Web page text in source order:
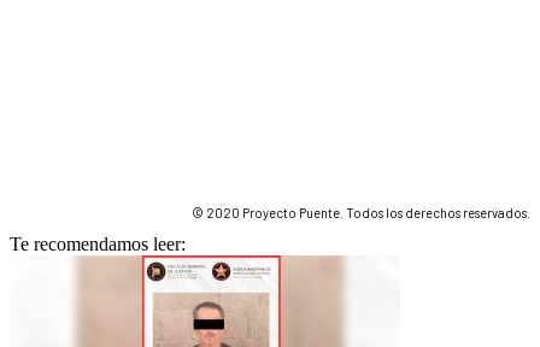
© 2020 Proyecto Puente. Todos los derechos reservados.
Te recomendamos leer: